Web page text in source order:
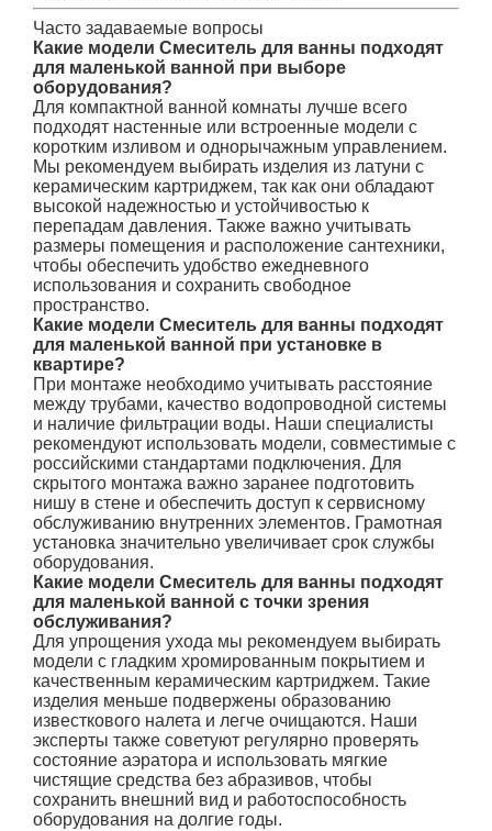
Часто задаваемые вопросы
Какие модели Смеситель для ванны подходят
для маленькой ванной при выборе
оборудования?
Для компактной ванной комнаты лучше всего
подходят настенные или встроенные модели с
коротким изливом и однорычажным управлением.
Мы рекомендуем выбирать изделия из латуни с
керамическим картриджем, так как они обладают
высокой надежностью и устойчивостью к
перепадам давления. Также важно учитывать
размеры помещения и расположение сантехники,
чтобы обеспечить удобство ежедневного
использования и сохранить свободное
пространство.
Какие модели Смеситель для ванны подходят
для маленькой ванной при установке в
квартире?
При монтаже необходимо учитывать расстояние
между трубами, качество водопроводной системы
и наличие фильтрации воды. Наши специалисты
рекомендуют использовать модели, совместимые с
российскими стандартами подключения. Для
скрытого монтажа важно заранее подготовить
нишу в стене и обеспечить доступ к сервисному
обслуживанию внутренних элементов. Грамотная
установка значительно увеличивает срок службы
оборудования.
Какие модели Смеситель для ванны подходят
для маленькой ванной с точки зрения
обслуживания?
Для упрощения ухода мы рекомендуем выбирать
модели с гладким хромированным покрытием и
качественным керамическим картриджем. Такие
изделия меньше подвержены образованию
известкового налета и легче очищаются. Наши
эксперты также советуют регулярно проверять
состояние аэратора и использовать мягкие
чистящие средства без абразивов, чтобы
сохранить внешний вид и работоспособность
оборудования на долгие годы.